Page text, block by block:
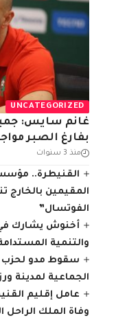
UNCATEGORIZED
غانم سايس:
بفارغ الصبر
منذ 3 سنوات
القنيطرة..
المقيمين بالخارج
الفوتسال”
أخنوش يشارك
والتنمية
سقوط مدو لحزب
الجماعية لمدينة
عامل إقليم
وفاة الملك الراحل